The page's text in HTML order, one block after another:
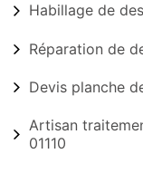
Habillage de
Réparation de
Devis planche
Artisan
01110